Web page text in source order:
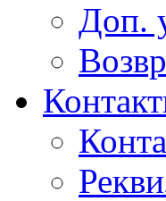
Доп.